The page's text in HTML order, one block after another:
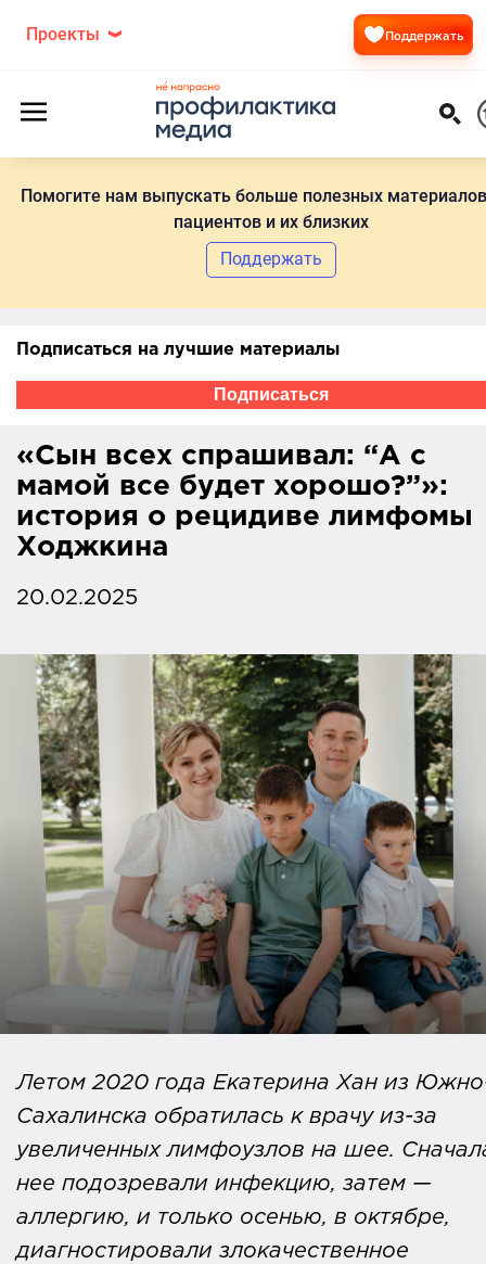
Помогите нам выпускать больше полезных
пациентов и их близких
Поддержать
Проекты Поддержать
Подписаться на лучшие материалы
Подписаться
«Сын всех спрашивал: “А с
мамой все будет хорошо?”»:
история о рецидиве лимфомы
Ходжкина
20.02.2025
Летом 2020 года Екатерина Хан из
Сахалинска обратилась к врачу из-за
увеличенных лимфоузлов на шее.
нее подозревали инфекцию, затем —
аллергию, и только осенью, в октябре,
диагностировали злокачественное